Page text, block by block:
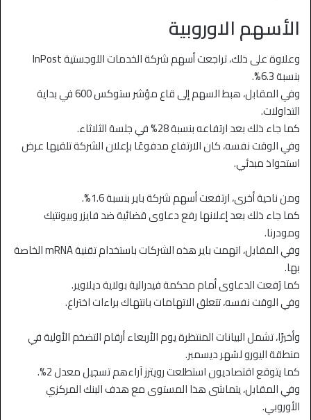
الأسهم الاوروبية
وعلاوة على ذلك، تراجعت أسهم شركة الخدمات اللوجستية InPost
بنسبة 6.3%.
وفي المقابل، هبط السهم إلى قاع مؤشر ستوكس 600 في بداية
التداولات.
كما جاء ذلك بعد ارتفاعه بنسبة 28% في جلسة الثلاثاء.
وفي الوقت نفسه، كان الارتفاع مدفوعًا بإعلان الشركة تلقيها عرض
استحواذ مبدئي.
ومن ناحية أخرى، ارتفعت أسهم شركة باير بنسبة 1.6%.
كما جاء ذلك بعد إعلانها رفع دعاوى قضائية ضد فايزر وبيونتيك
ومودرنا.
وفي المقابل، اتهمت باير هذه الشركات باستخدام تقنية mRNA الخاصة
بها.
كما رُفعت الدعاوى أمام محكمة فيدرالية بولاية ديلاوير.
وفي الوقت نفسه، تتعلق الاتهامات بانتهاك براءات اختراع.
وأخيرًا، تشمل البيانات المنتظرة يوم الأربعاء أرقام التضخم الأولية في
منطقة اليورو لشهر ديسمبر.
كما يتوقع اقتصاديون استطلعت رويترز آراءهم تسجيل معدل 2%.
وفي المقابل، يتماشى هذا المستوى مع هدف البنك المركزي
الأوروبي.